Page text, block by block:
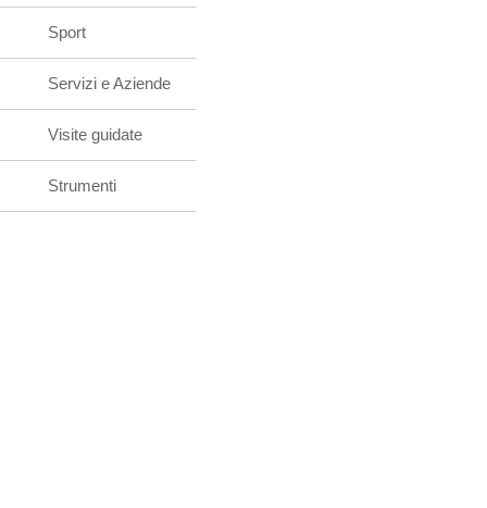
Sport
Servizi e Aziende
Visite guidate
Strumenti